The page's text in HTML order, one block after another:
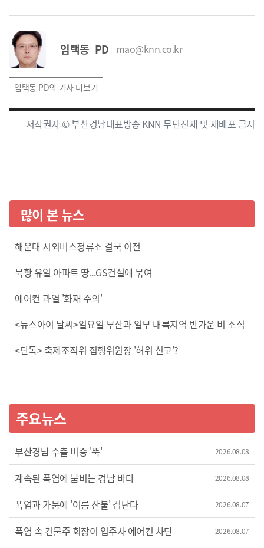
임택동 PD mao@knn.co.kr
임택동 PD의 기사 더보기
저작권자 © 부산경남대표방송 KNN 무단전재 및 재배포 금지
많이 본 뉴스
해운대 시외버스정류소 결국 이전
북항 유일 아파트 땅...GS건설에 묶여
에어컨 과열 '화재 주의'
<뉴스아이 날씨>일요일 부산과 일부 내륙지역 반가운 비 소식
<단독> 축제조직위 집행위원장 '허위 신고'?
주요뉴스
부산경남 수출 비중 '뚝' 2026.08.08
계속된 폭염에 붐비는 경남 바다 2026.08.08
폭염과 가뭄에 '여름 산불' 겁난다 2026.08.07
폭염 속 건물주 회장이 입주사 에어컨 차단 2026.08.07